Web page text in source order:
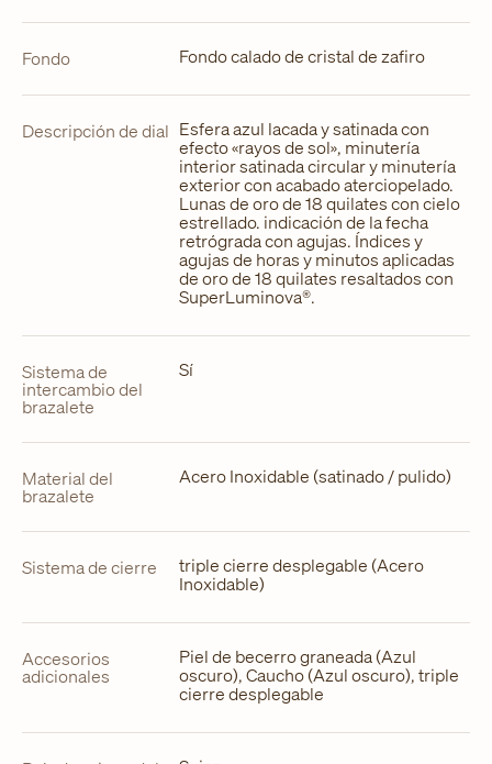
Fondo Fondo calado de cristal de zafiro
Descripción de dial Esfera azul lacada y satinada con
efecto «rayos de sol», minutería
interior satinada circular y minutería
exterior con acabado aterciopelado.
Lunas de oro de 18 quilates con cielo
estrellado. indicación de la fecha
retrógrada con agujas. Índices y
agujas de horas y minutos aplicadas
de oro de 18 quilates resaltados con
SuperLuminova®.
Sistema de
intercambio del
brazalete
Sí
Material del
brazalete
Acero Inoxidable (satinado / pulido)
Sistema de cierre triple cierre desplegable (Acero
Inoxidable)
Accesorios
adicionales
Piel de becerro graneada (Azul
oscuro), Caucho (Azul oscuro), triple
cierre desplegable